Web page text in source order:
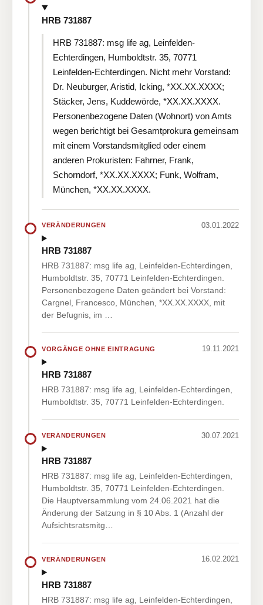
HRB 731887
HRB 731887: msg life ag, Leinfelden-
Echterdingen, Humboldtstr. 35, 70771
Leinfelden-Echterdingen. Nicht mehr Vorstand:
Dr. Neuburger, Aristid, Icking, *XX.XX.XXXX;
Stäcker, Jens, Kuddewörde, *XX.XX.XXXX.
Personenbezogene Daten (Wohnort) von Amts
wegen berichtigt bei Gesamtprokura gemeinsam
mit einem Vorstandsmitglied oder einem
anderen Prokuristen: Fahrner, Frank,
Schorndorf, *XX.XX.XXXX; Funk, Wolfram,
München, *XX.XX.XXXX.
VERÄNDERUNGEN 03.01.2022
HRB 731887
HRB 731887: msg life ag, Leinfelden-Echterdingen,
Humboldtstr. 35, 70771 Leinfelden-Echterdingen.
Personenbezogene Daten geändert bei Vorstand:
Cargnel, Francesco, München, *XX.XX.XXXX, mit
der Befugnis, im …
VORGÄNGE OHNE EINTRAGUNG 19.11.2021
HRB 731887
HRB 731887: msg life ag, Leinfelden-Echterdingen,
Humboldtstr. 35, 70771 Leinfelden-Echterdingen.
VERÄNDERUNGEN 30.07.2021
HRB 731887
HRB 731887: msg life ag, Leinfelden-Echterdingen,
Humboldtstr. 35, 70771 Leinfelden-Echterdingen.
Die Hauptversammlung vom 24.06.2021 hat die
Änderung der Satzung in § 10 Abs. 1 (Anzahl der
Aufsichtsratsmitg…
VERÄNDERUNGEN 16.02.2021
HRB 731887
HRB 731887: msg life ag, Leinfelden-Echterdingen,